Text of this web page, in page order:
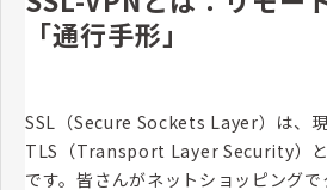
「通行手形」
SSL（Secure Sockets Layer）は、
TLS（Transport Layer Security）と
です。皆さんがネットショッピング